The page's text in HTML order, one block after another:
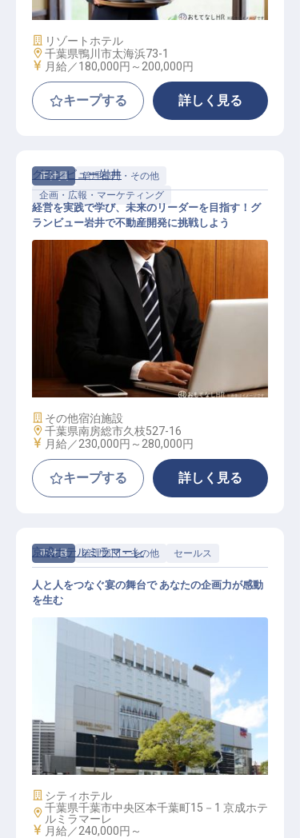
施設業態
リゾートホテル
勤務地
千葉県鴨川市太海浜73-1
給与
月給／180,000円～ 200,000円
キープする 詳しく見る
正社員
管理部門・その他
企画・広報・マーケティング
不動産開発企画
グランビュー岩井
経営を実践で学び、未来のリーダーを目指す！グ
ランビュー岩井で不動産開発に挑戦しよう
施設業態
その他宿泊施設
勤務地
千葉県南房総市久枝527-16
給与
月給／230,000円～ 280,000円
キープする 詳しく見る
正社員 管理部門・その他 セールス
法人セールス
京成ホテルミラマーレ
人と人をつなぐ宴の舞台で あなたの企画力が感動
を生む
施設業態
シティホテル
勤務地
千葉県千葉市中央区本千葉町15－1 京成ホテ
ルミラマーレ
給与
月給／240,000円～